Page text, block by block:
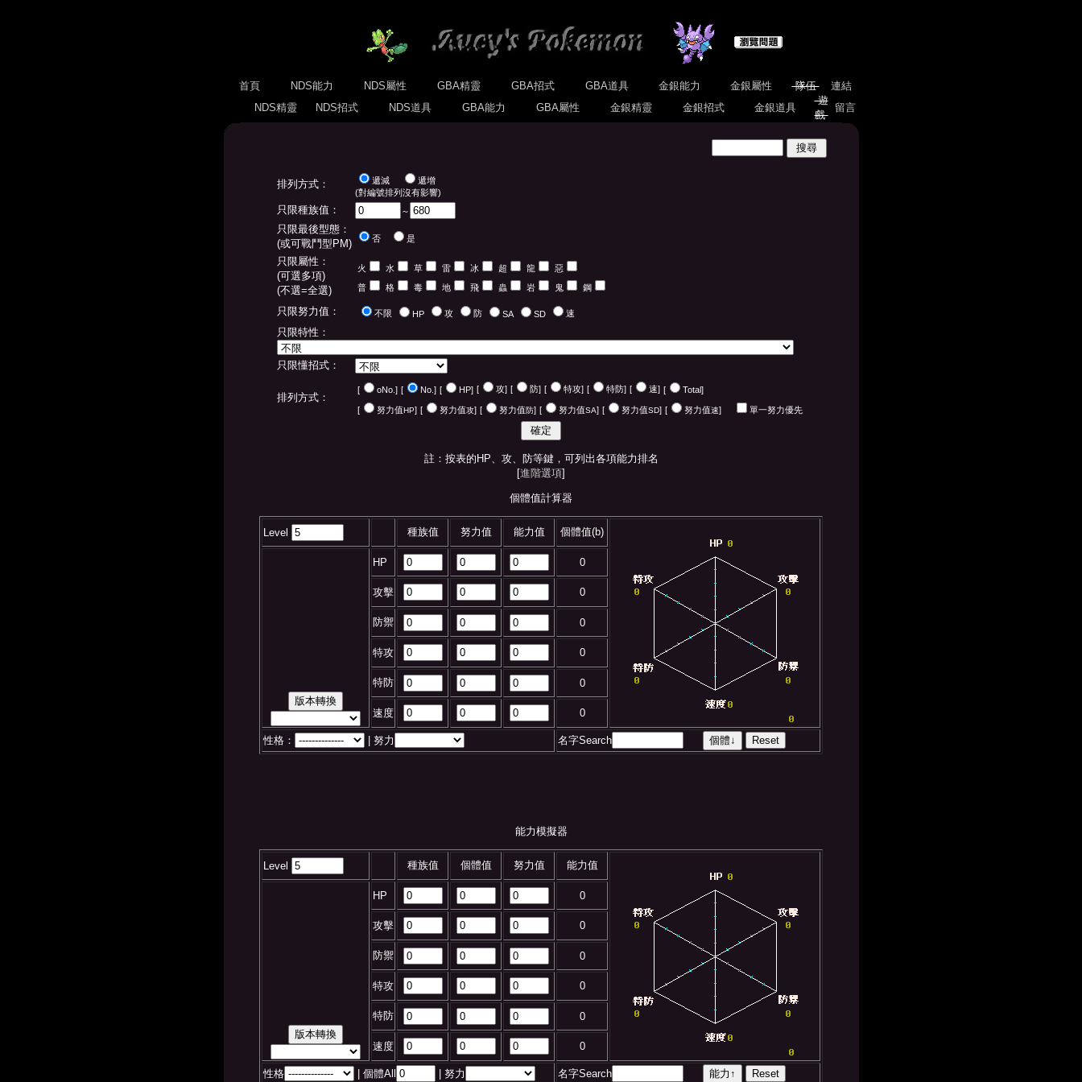
首頁 NDS能力 NDS屬性 GBA精靈 GBA招式 GBA道具 金銀能力 金銀屬性 隊伍
連結
NDS精靈
NDS招式 NDS道具 GBA能力 GBA屬性 金銀精靈 金銀招式 金銀道具
遊
戲
留言
排列方式： 遞減
遞增
(對編號排列沒有影響)
只限種族值： ～
只限最後型態：
(或可戰鬥型PM)
否 是
只限屬性：
(可選多項)
(不選=全選)
火 水 草 雷 冰 超 龍
惡
普
格 毒 地 飛 蟲 岩 鬼 鋼
只限努力值： 不限 HP 攻 防 SA SD 速
只限特性：
只限懂招式：
排列方式：
[ oNo.] [ No.] [ HP] [ 攻] [ 防] [ 特攻] [ 特防] [ 速] [ Total]
[ 努力值HP] [ 努力值攻] [ 努力值防] [ 努力值SA] [ 努力值SD] [ 努力值速] 單一努力優先
註：按表的HP、攻、防等鍵，可列出各項能力排名
[進階選項]
個體值計算器
Level 種族值 努力值 能力值 個體值(b)
HP 0
攻擊 0
防禦 0
特攻 0
特防 0
速度 0
性格： | 努力 名字Search
能力模擬器
Level 種族值 個體值 努力值 能力值
HP 0
攻擊 0
防禦 0
特攻 0
特防 0
速度 0
性格 | 個體All | 努力 名字Search